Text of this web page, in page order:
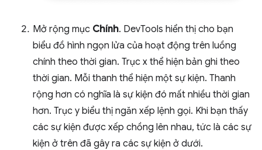
Mở rộng mục Chính. DevTools hiển thị cho bạn
biểu đồ hình ngọn lửa của hoạt động trên luồng
chính theo thời gian. Trục x thể hiện bản ghi theo
thời gian. Mỗi thanh thể hiện một sự kiện. Thanh
rộng hơn có nghĩa là sự kiện đó mất nhiều thời gian
hơn. Trục y biểu thị ngăn xếp lệnh gọi. Khi bạn thấy
các sự kiện được xếp chồng lên nhau, tức là các sự
kiện ở trên đã gây ra các sự kiện ở dưới.